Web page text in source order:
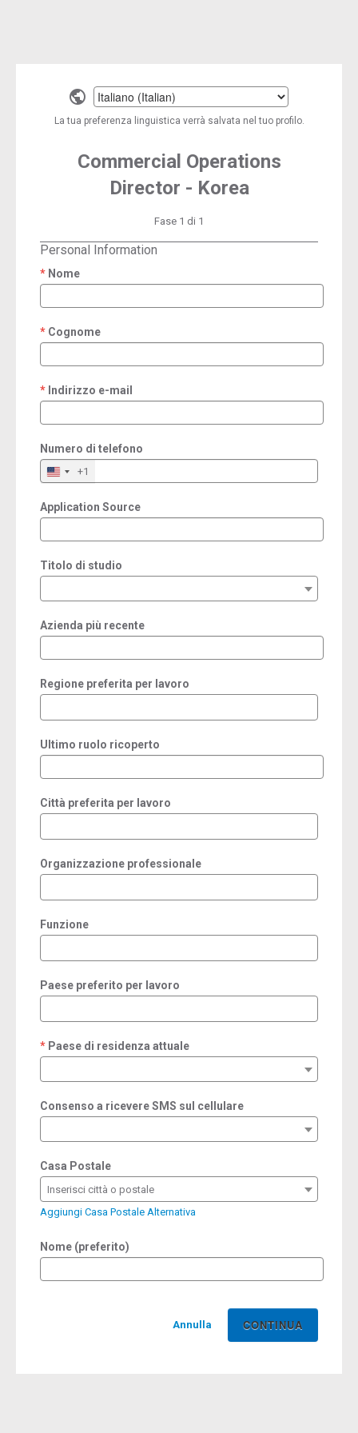
Select
a
language
La tua preferenza linguistica verrà salvata nel tuo profilo.
Commercial Operations
Director - Korea
Fase 1 di 1
Personal Information
Nome
required
Cognome
required
Indirizzo e-mail
required
Numero di telefono
+1
Application Source
Titolo di studio
Azienda più recente
Regione preferita per lavoro
Ultimo ruolo ricoperto
Città preferita per lavoro
Organizzazione professionale
Funzione
Paese preferito per lavoro
Paese di residenza attuale
required
Consenso a ricevere SMS sul cellulare
Casa Postale
Inserisci città o postale
Aggiungi Casa Postale Alternativa
Nome (preferito)
Annulla